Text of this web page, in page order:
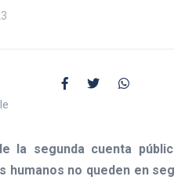
la segunda cuenta
humanos no queden en